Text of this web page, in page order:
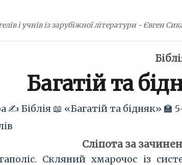
і учнів із зарубіжної літератури - Євген
Багатій та
✍️ Біблія 📖 «Багатій та бідняк» 🏫
Сліпота за
Скляний хмарочос із